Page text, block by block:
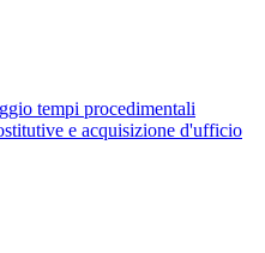
tempi procedimentali
e acquisizione d'ufficio